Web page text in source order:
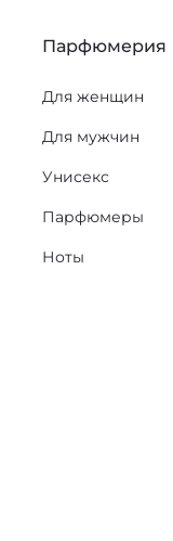
Парфюмерия
Для женщин
Для мужчин
Унисекс
Парфюмеры
Ноты